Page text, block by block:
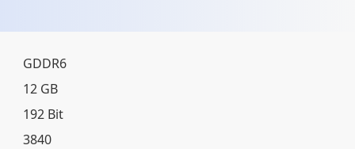
GDDR6
12 GB
192 Bit
3840